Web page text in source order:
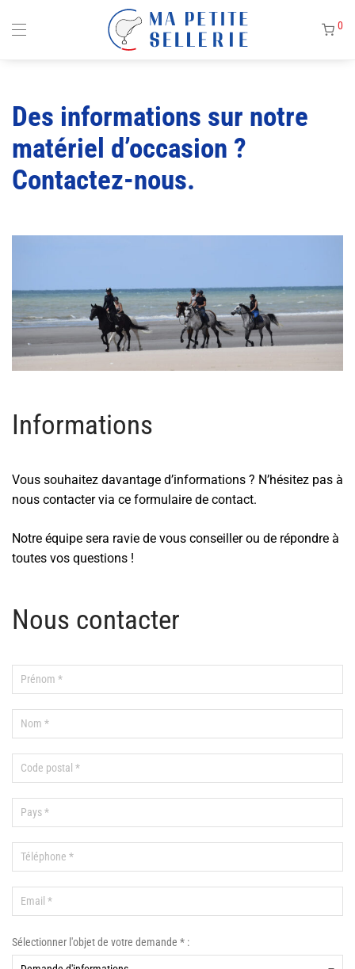
0
Des informations sur notre
matériel d’occasion ?
Contactez-nous.
Informations
Vous souhaitez davantage d’informations ? N’hésitez pas à
nous contacter via ce formulaire de contact.
Notre équipe sera ravie de vous conseiller ou de répondre à
toutes vos questions !
Nous contacter
Sélectionner l'objet de votre demande * :